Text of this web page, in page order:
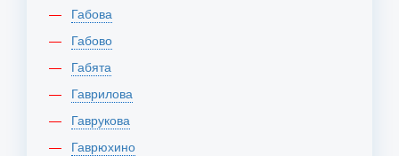
Габова
Габово
Габята
Гаврилова
Гаврукова
Гаврюхино